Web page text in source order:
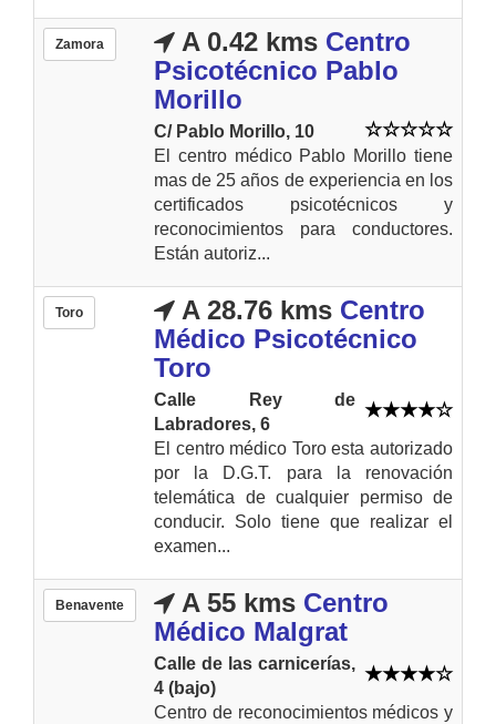
Zamora A 0.42 kms Centro
Psicotécnico Pablo
Morillo
C/ Pablo Morillo, 10
El centro médico Pablo Morillo tiene
mas de 25 años de experiencia en los
certificados psicotécnicos y
reconocimientos para conductores.
Están autoriz...
Toro A 28.76 kms Centro
Médico Psicotécnico
Toro
Calle Rey de
Labradores, 6
El centro médico Toro esta autorizado
por la D.G.T. para la renovación
telemática de cualquier permiso de
conducir. Solo tiene que realizar el
examen...
Benavente A 55 kms Centro
Médico Malgrat
Calle de las carnicerías,
4 (bajo)
Centro de reconocimientos médicos y